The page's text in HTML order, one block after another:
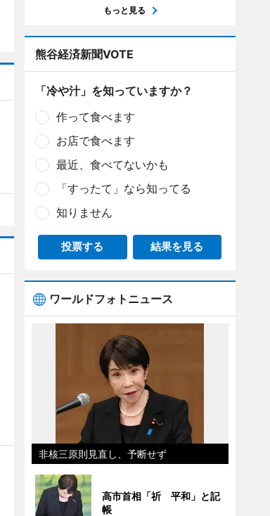
もっと見る
熊谷経済新聞VOTE
「冷や汁」を知っていますか？
作って食べます
お店で食べます
最近、食べてないかも
「すったて」なら知ってる
知りません
投票する 結果を見る
ワールドフォトニュース
非核三原則見直し、予断せず
高市首相「祈 平和」と記
帳